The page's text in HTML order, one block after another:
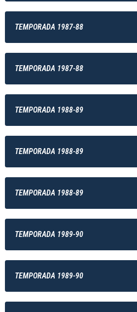
TEMPORADA 1987-88
TEMPORADA 1987-88
TEMPORADA 1988-89
TEMPORADA 1988-89
TEMPORADA 1988-89
TEMPORADA 1989-90
TEMPORADA 1989-90